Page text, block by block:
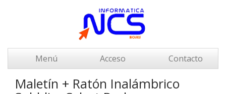
Menú Acceso Contacto
Maletín + Ratón Inalámbrico